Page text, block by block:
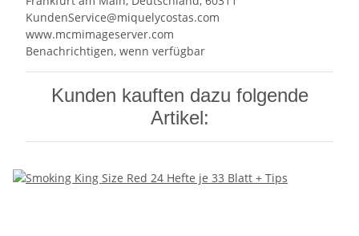
KundenService@miquelycostas.com
www.mcmimageserver.com
Benachrichtigen, wenn verfügbar
Kunden kauften dazu folgende
Artikel: